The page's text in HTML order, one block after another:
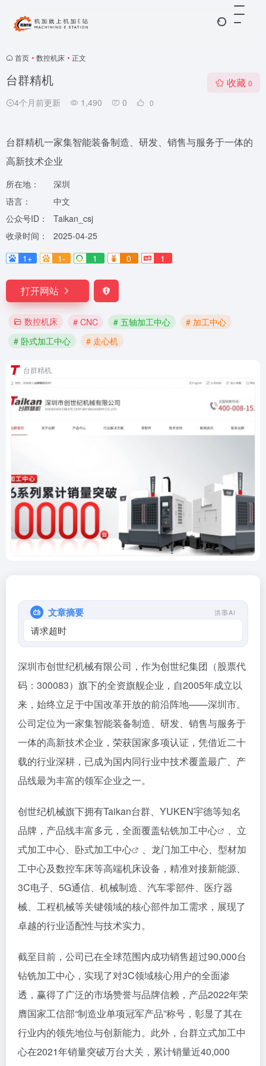
首页 • 数控机床 • 正文
台群精机
4个月前更新 1,490 0 0
收藏 0
台群精机一家集智能装备制造、研发、销售与服务于一体的
高新技术企业
所在地：
深圳
语言：
中文
公众号ID：
Taikan_csj
收录时间：
2025-04-25
1+
1- 1 0 1
打开网站
数控机床 # CNC # 五轴加工中心
# 加工中心
# 卧式加工中心
# 走心机
台群精机
文章摘要 洪墨AI
请求超时
深圳市创世纪机械有限公司，作为创世纪集团（股票代
码：300083）旗下的全资旗舰企业，自2005年成立以
来，始终立足于中国改革开放的前沿阵地——深圳市。
公司定位为一家集智能装备制造、研发、销售与服务于
一体的高新技术企业，荣获国家多项认证，凭借近二十
载的行业深耕，已成为国内同行业中技术覆盖最广、产
品线最为丰富的领军企业之一。
创世纪机械旗下拥有Taikan台群、YUKEN宇德等知名
品牌，产品线丰富多元，全面覆盖钻铣加工中心
、立
式加工中心、 卧式加工中心
、龙门加工中心、型材加
工中心及数控车床等高端机床设备，精准对接新能源、
3C电子、5G通信、机械制造、汽车零部件、医疗器
械、工程机械等关键领域的核心部件加工需求，展现了
卓越的行业适配性与技术实力。
截至目前，公司已在全球范围内成功销售超过90,000台
钻铣加工中心，实现了对3C领域核心用户的全面渗
透，赢得了广泛的市场赞誉与品牌信赖，产品2022年荣
膺国家工信部“制造业单项冠军产品”称号，彰显了其在
行业内的领先地位与创新能力。此外，台群立式加工中
心在2021年销量突破万台大关，累计销量近40,000